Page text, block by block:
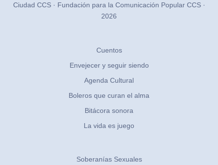
Ciudad CCS · Fundación para la Comunicación Popular CCS ·
2026
Cuentos
Envejecer y seguir siendo
Agenda Cultural
Boleros que curan el alma
Bitácora sonora
La vida es juego
Soberanías Sexuales